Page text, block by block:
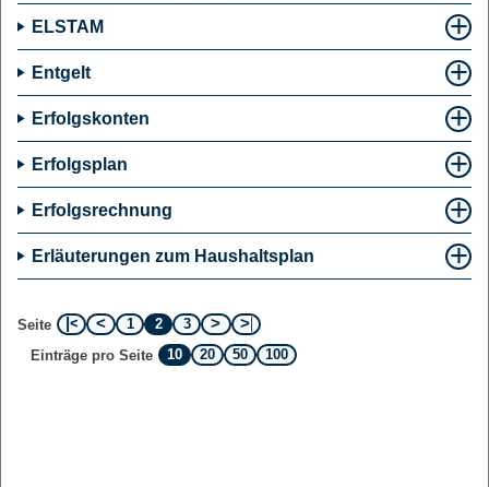
ELSTAM
Entgelt
Erfolgskonten
Erfolgsplan
Erfolgsrechnung
Erläuterungen zum Haushaltsplan
Seite 1 2
3
Einträge pro Seite
10 20 50 100